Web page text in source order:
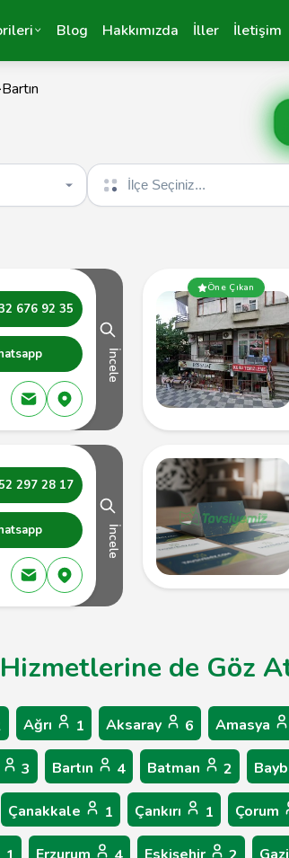
Blog Hakkımızda İller İletişim
Bartın
İlçe seçin
676 92 35
İncele
Öne Çıkan
297 28 17
İncele
de Göz
Ağrı 1 Aksaray 6 Amasya
3 Bartın 4 Batman 2
Çanakkale 1 Çankırı 1 Çorum